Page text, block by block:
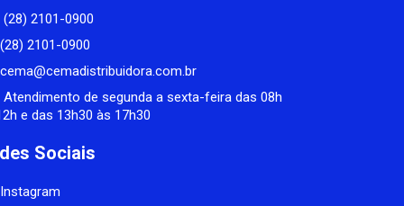
(28) 2101-0900
(28) 2101-0900
cema@cemadistribuidora.com.br
Atendimento de segunda a sexta-feira das 08h
e das 13h30 às 17h30
Sociais
Instagram